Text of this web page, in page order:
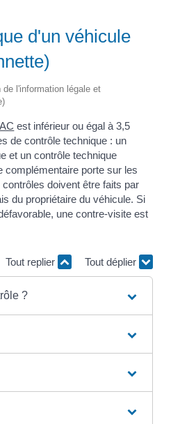
d'un véhicule
l'information légale et
est inférieur ou égal à 3,5
de contrôle technique : un
et un contrôle technique
complémentaire porte sur les
doivent être faits par
du propriétaire du véhicule. Si
une contre-visite est
Tout replier Tout déplier
?